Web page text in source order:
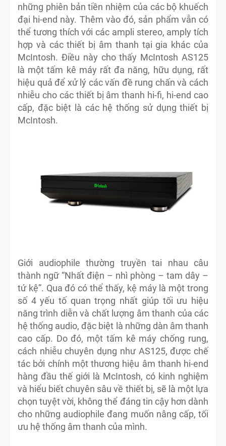
những phiên bản tiền nhiệm của các bộ khuếch
đại hi-end này. Thêm vào đó, sản phẩm vẫn có
thể tương thích với các ampli stereo, amply tích
hợp và các thiết bị âm thanh tại gia khác của
McIntosh. Điều này cho thấy McIntosh AS125
là một tấm kê máy rất đa năng, hữu dụng, rất
hiệu quả để xử lý các vấn đề rung chấn và cách
nhiễu cho các thiết bị âm thanh hi-fi, hi-end cao
cấp, đặc biệt là các hệ thống sử dụng thiết bị
McIntosh.
Giới audiophile thường truyền tai nhau câu
thành ngữ “Nhất điện – nhì phòng – tam dây –
tứ kệ”. Qua đó có thể thấy, kệ máy là một trong
số 4 yếu tố quan trọng nhất giúp tối ưu hiệu
năng trình diễn và chất lượng âm thanh của các
hệ thống audio, đặc biệt là những dàn âm thanh
cao cấp. Do đó, một tấm kê máy chống rung,
cách nhiễu chuyên dụng như AS125, được chế
tác bởi chính một thương hiệu âm thanh hi-end
hàng đầu thế giới là McIntosh, có kinh nghiệm
và hiểu biết chuyên sâu về thiết bị, sẽ là một lựa
chọn tuyệt vời, không thể đáng tin cậy hơn dành
cho những audiophile đang muốn nâng cấp, tối
ưu hệ thống âm thanh của mình.